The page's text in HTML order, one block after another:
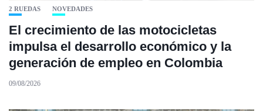
2 RUEDAS NOVEDADES
El crecimiento de las motocicletas
impulsa el desarrollo económico y la
generación de empleo en Colombia
09/08/2026